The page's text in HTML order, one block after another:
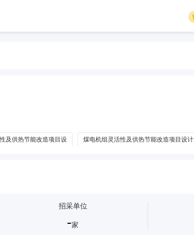
及供热节能改造项目设 煤电机组灵活性及供热节能改造项目设计
招采单位
-家